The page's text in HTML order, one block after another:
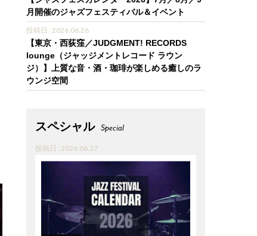
月開催のジャズフェスティバル＆イベント
投稿日 : 2026.06.26
【東京・西荻窪／JUDGMENT! RECORDS
lounge（ジャッジメントレコード ラウン
ジ）】上質な音・酒・珈琲が楽しめる癒しのラ
ウンジ空間
スペシャル Special
投稿日 : 2026.06.27